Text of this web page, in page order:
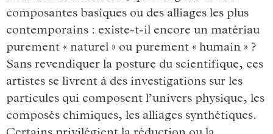
composantes basiques ou des alliages les plus
contemporains : existe-t-il encore un matériau
purement « naturel » ou purement « humain » ?
Sans revendiquer la posture du scientifique, ces
artistes se livrent à des investigations sur les
particules qui composent l’univers physique, les
composés chimiques, les alliages synthétiques.